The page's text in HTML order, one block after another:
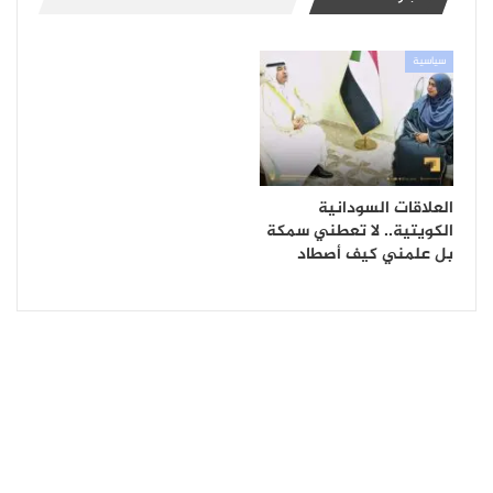
سياسية
العلاقات السودانية
الكويتية.. لا تعطني سمكة
بل علمني كيف أصطاد